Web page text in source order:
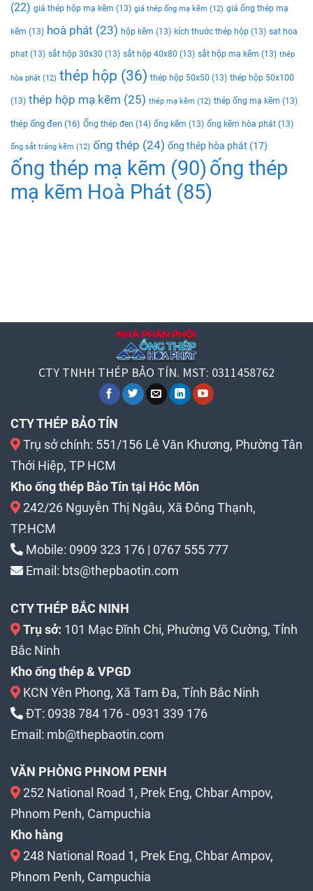
(22) giá thép hộp mạ kẽm (13) giá thép ống mạ kẽm (12) giá ống thép mạ
kẽm (13) hoà phát (23) hộp kẽm (13) kích thước thép hộp (13) sat hoa
phat (13) sắt hộp 30x30 (13) sắt hộp 40x80 (13) sắt hộp mạ kẽm (13) thép
hòa phát (12) thép hộp (36) thép hộp 50x50 (13) thép hộp 50x100
(13) thép hộp mạ kẽm (25) thép mạ kẽm (12) thép ống mạ kẽm (13)
thép ống đen (16) Ống thép đen (14) ống kẽm (13) ống kẽm hòa phát (13)
ống sắt tráng kẽm (12) ống thép (24) ống thép hòa phát (17)
ống thép mạ kẽm (90) ống thép
mạ kẽm Hoà Phát (85)
CTY TNHH THÉP BẢO TÍN. MST: 0311458762
CTY THÉP BẢO TÍN
Trụ sở chính: 551/156 Lê Văn Khương, Phường Tân
Thới Hiệp, TP HCM
Kho ống thép Bảo Tín tại Hóc Môn
242/26 Nguyễn Thị Ngâu, Xã Đông Thạnh,
TP.HCM
Mobile: 0909 323 176 | 0767 555 777
Email: bts@thepbaotin.com
CTY THÉP BẮC NINH
Trụ sở: 101 Mạc Đĩnh Chi, Phường Võ Cường, Tỉnh
Bắc Ninh
Kho ống thép & VPGD
KCN Yên Phong, Xã Tam Đa, Tỉnh Bắc Ninh
ĐT: 0938 784 176- 0931 339 176
Email: mb@thepbaotin.com
VĂN PHÒNG PHNOM PENH
252 National Road 1, Prek Eng, Chbar Ampov,
Phnom Penh, Campuchia
Kho hàng
248 National Road 1, Prek Eng, Chbar Ampov,
Phnom Penh, Campuchia